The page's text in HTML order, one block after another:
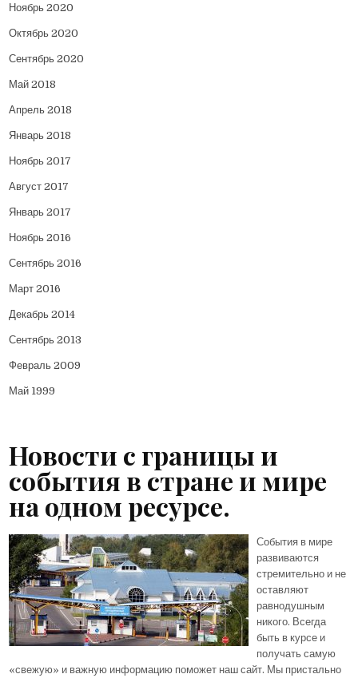
Ноябрь 2020
Октябрь 2020
Сентябрь 2020
Май 2018
Апрель 2018
Январь 2018
Ноябрь 2017
Август 2017
Январь 2017
Ноябрь 2016
Сентябрь 2016
Март 2016
Декабрь 2014
Сентябрь 2013
Февраль 2009
Май 1999
Новости с границы и
события в стране и мире
на одном ресурсе.
События в мире
развиваются
стремительно и не
оставляют
равнодушным
никого. Всегда
быть в курсе и
получать самую
«свежую» и важную информацию поможет наш сайт. Мы пристально